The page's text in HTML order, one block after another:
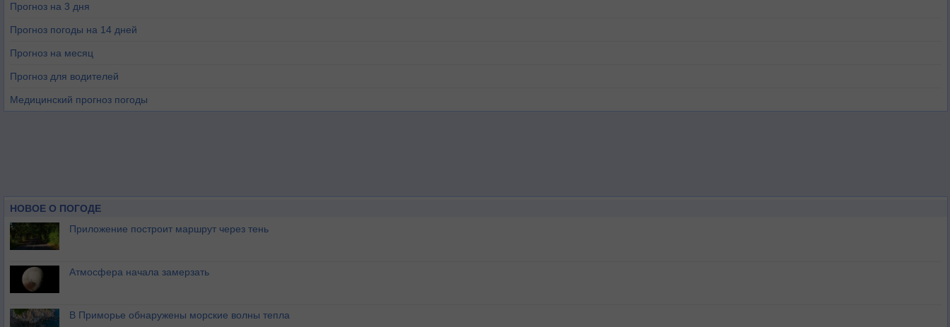
Прогноз на 3 дня
Прогноз погоды на 14 дней
Прогноз на месяц
Прогноз для водителей
Медицинский прогноз погоды
НОВОЕ О ПОГОДЕ
Приложение построит маршрут через тень
Атмосфера начала замерзать
В Приморье обнаружены морские волны тепла